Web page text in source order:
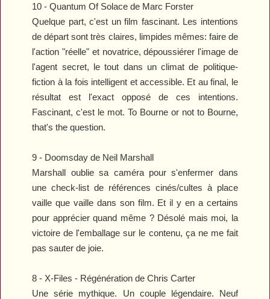
10 -Quantum Of Solace de Marc Forster
Quelque part, c'est un film fascinant. Les intentions
de départ sont très claires, limpides mêmes: faire de
l'action "réelle" et novatrice, dépoussiérer l'image de
l'agent secret, le tout dans un climat de politique-
fiction à la fois intelligent et accessible. Et au final, le
résultat est l'exact opposé de ces intentions.
Fascinant, c'est le mot. To Bourne or not to Bourne,
that's the question.
9 - Doomsday de Neil Marshall
Marshall oublie sa caméra pour s'enfermer dans
une check-list de références cinés/cultes à place
vaille que vaille dans son film. Et il y en a certains
pour apprécier quand même ? Désolé mais moi, la
victoire de l'emballage sur le contenu, ça ne me fait
pas sauter de joie.
8 - X-Files - Régénération de Chris Carter
Une série mythique. Un couple légendaire. Neuf